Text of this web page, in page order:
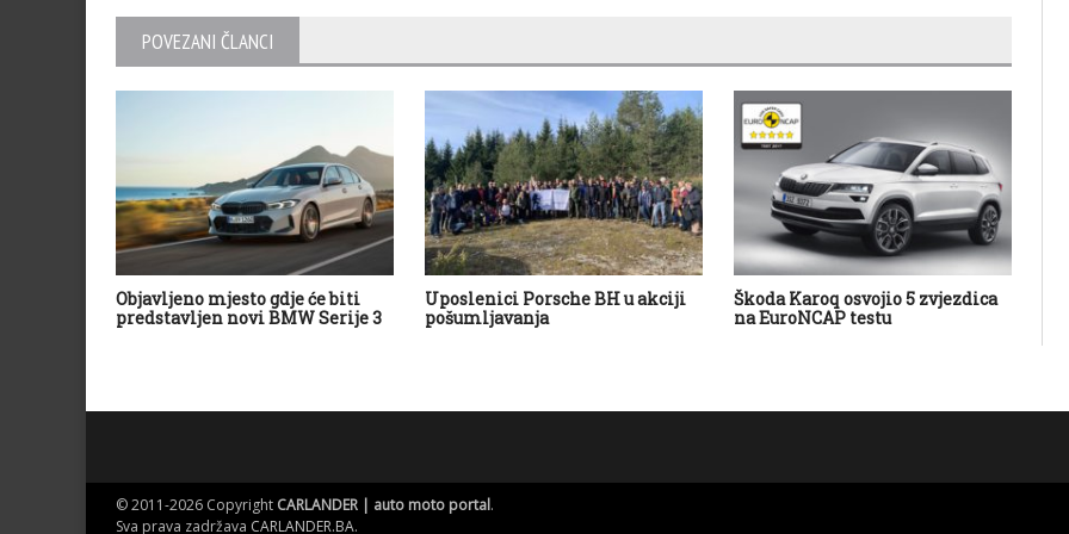
POVEZANI ČLANCI
Objavljeno mjesto gdje će biti
predstavljen novi BMW Serije 3
Uposlenici Porsche BH u akciji
pošumljavanja
Škoda Karoq osvojio 5 zvjezdica
na EuroNCAP testu
© 2011-2026 Copyright CARLANDER | auto moto portal.
Sva prava zadržava CARLANDER.BA.